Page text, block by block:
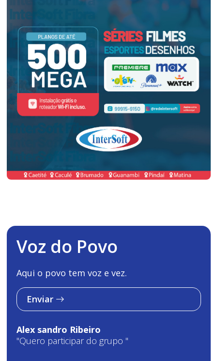
Voz do Povo
Aqui o povo tem voz e vez.
Enviar
Alex sandro Ribeiro
"Quero participar do grupo "